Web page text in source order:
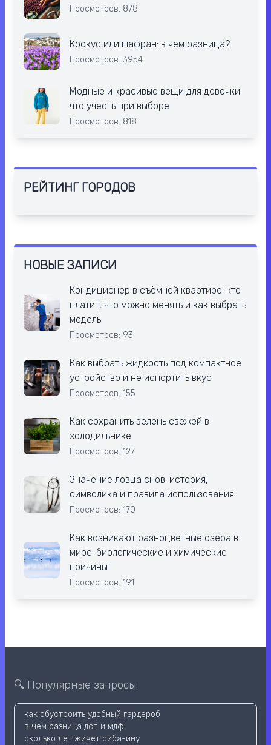
Просмотров: 878
Крокус или шафран: в чем разница?
Просмотров: 3954
Модные и красивые вещи для девочки:
что учесть при выборе
Просмотров: 818
РЕЙТИНГ ГОРОДОВ
НОВЫЕ ЗАПИСИ
Кондиционер в съёмной квартире: кто
платит, что можно менять и как выбрать
модель
Просмотров: 93
Как выбрать жидкость под компактное
устройство и не испортить вкус
Просмотров: 155
Как сохранить зелень свежей в
холодильнике
Просмотров: 127
Значение ловца снов: история,
символика и правила использования
Просмотров: 170
Как возникают разноцветные озёра в
мире: биологические и химические
причины
Просмотров: 191
🔍 Популярные запросы:
как обустроить удобный гардероб
в чем разница дсп и мдф
сколько лет живет сиба-ину